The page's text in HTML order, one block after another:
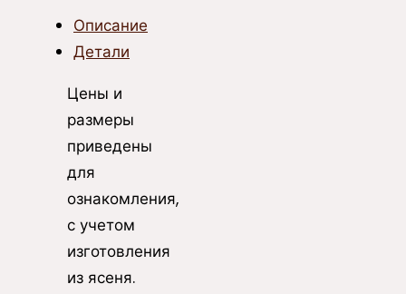
Описание
Детали
Цены и
размеры
приведены
для
ознакомления,
с учетом
изготовления
из ясеня.